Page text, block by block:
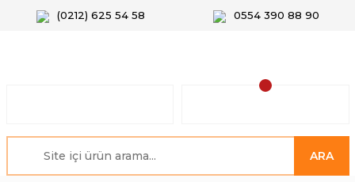
(0212) 625 54 58 0554 390 88 90
ARA